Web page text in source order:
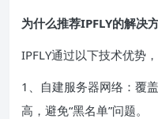
为什么推荐IPFLY的解决
IPFLY通过以下技术优势
1、自建服务器网络：覆
高，避免“黑名单”问题。